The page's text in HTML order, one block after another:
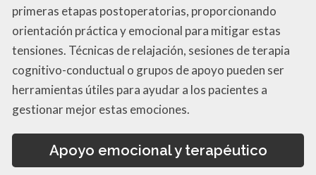
primeras etapas postoperatorias, proporcionando
orientación práctica y emocional para mitigar estas
tensiones. Técnicas de relajación, sesiones de terapia
cognitivo-conductual o grupos de apoyo pueden ser
herramientas útiles para ayudar a los pacientes a
gestionar mejor estas emociones.
Apoyo emocional y terapéutico